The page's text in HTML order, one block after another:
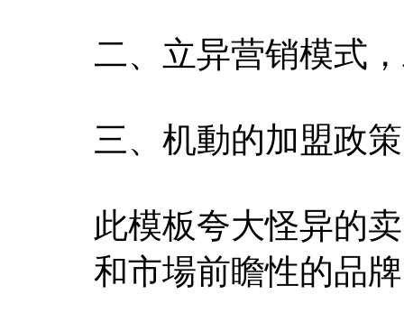
二、立异营销模式
三、机動的加盟政
此模板夸大怪异的
和市場前瞻性的品